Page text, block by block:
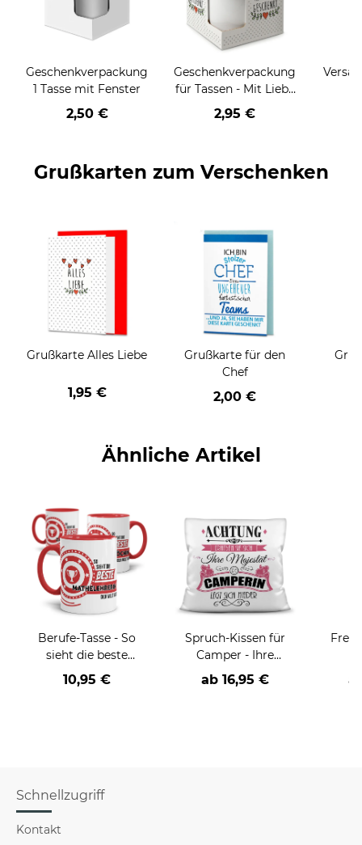
Geschenkverpackung
1 Tasse mit Fenster
2,50 €
Geschenkverpackung
für Tassen - Mit Liebe
geschenkt
2,95 €
Grußkarten zum Verschenken
Grußkarte Alles Liebe
1,95 €
Grußkarte für den
Chef
2,00 €
Ähnliche Artikel
Berufe-Tasse - So
sieht die beste
BERUF aus -
verschiedene Berufe
10,95 €
Spruch-Kissen für
Camper - Ihre
Majestät die
Camperin
ab 16,95 €
Schnellzugriff
Kontakt